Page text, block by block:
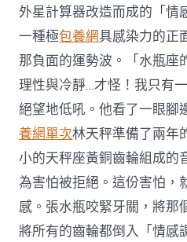
外星計算器改造而成的「情
一種極包養網具感染力的正
那負面的運勢波。「水瓶座
理性與冷靜…才怪！我只有
絕望地低吼。他看了一眼腳
養網單次林天秤準備了兩年
小的天秤座黃銅齒輪組成的
為害怕被拒絕。這份害怕，
感。張水瓶咬緊牙關，將那
將所有的齒輪都倒入「情感